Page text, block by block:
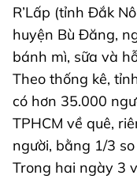
R’Lấp (tỉnh Đắk
huyện Bù Đăng,
bánh mì, sữa và
Theo thống kê,
có hơn 35.000
TPHCM về quê,
người, bằng 1/3
Trong hai ngày 3